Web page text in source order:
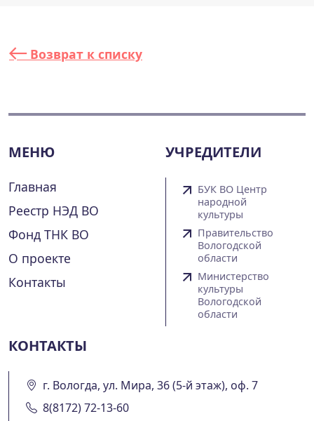
Возврат к списку
МЕНЮ
Главная
Реестр НЭД ВО
Фонд ТНК ВО
О проекте
Контакты
УЧРЕДИТЕЛИ
БУК ВО Центр
народной
культуры
Правительство
Вологодской
области
Министерство
культуры
Вологодской
области
КОНТАКТЫ
г. Вологда, ул. Мира, 36 (5-й этаж), оф. 7
8(8172) 72-13-60